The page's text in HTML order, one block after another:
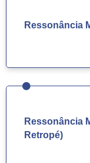
Ressonância
Ressonância
Retropé)